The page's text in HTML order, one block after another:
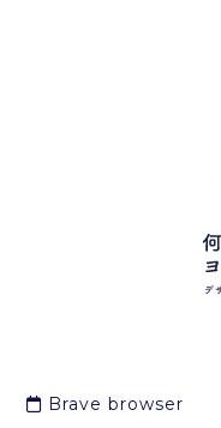
Brave browser